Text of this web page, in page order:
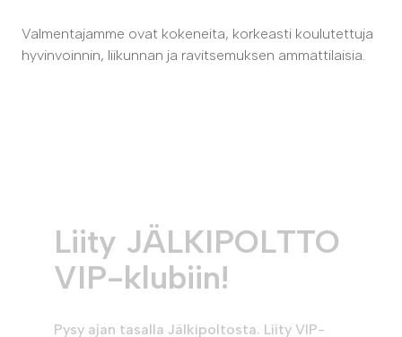
Valmentajamme ovat kokeneita, korkeasti koulutettuja
hyvinvoinnin, liikunnan ja ravitsemuksen ammattilaisia.
Liity JÄLKIPOLTTO
VIP-klubiin!
Pysy ajan tasalla Jälkipoltosta. Liity VIP-